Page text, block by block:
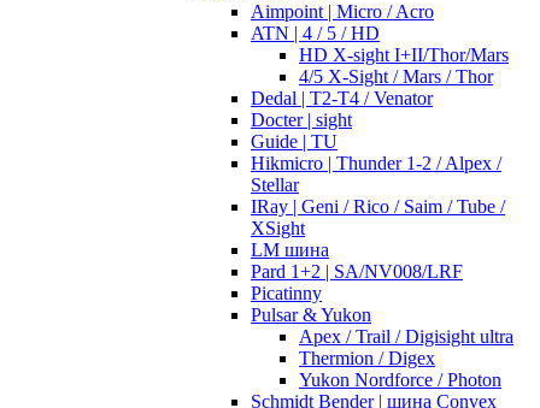
Aimpoint | Micro / Acro
ATN | 4 / 5 / HD
HD X-sight I+II/Thor/Mars
4/5 X-Sight / Mars / Thor
Dedal | T2-T4 / Venator
Docter | sight
Guide | TU
Hikmicro | Thunder 1-2 / Alpex /
Stellar
IRay | Geni / Rico / Saim / Tube /
XSight
LM шина
Pard 1+2 | SA/NV008/LRF
Picatinny
Pulsar & Yukon
Apex / Trail / Digisight ultra
Thermion / Digex
Yukon Nordforce / Photon
Schmidt Bender | шина Convex